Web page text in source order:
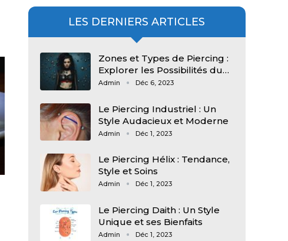
LES DERNIERS ARTICLES
Zones et Types de Piercing :
Explorer les Possibilités du…
Admin Déc 6, 2023
Le Piercing Industriel : Un
Style Audacieux et Moderne
Admin Déc 1, 2023
Le Piercing Hélix : Tendance,
Style et Soins
Admin Déc 1, 2023
Le Piercing Daith : Un Style
Unique et ses Bienfaits
Admin Déc 1, 2023